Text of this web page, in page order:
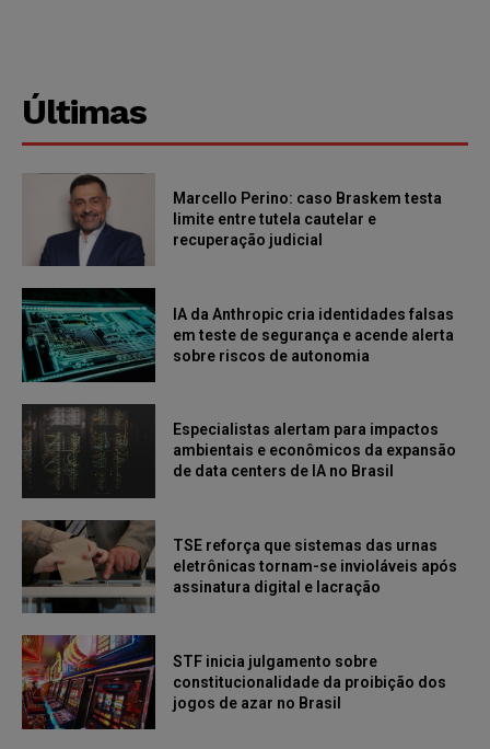
Últimas
Marcello Perino: caso Braskem testa
limite entre tutela cautelar e
recuperação judicial
IA da Anthropic cria identidades falsas
em teste de segurança e acende alerta
sobre riscos de autonomia
Especialistas alertam para impactos
ambientais e econômicos da expansão
de data centers de IA no Brasil
TSE reforça que sistemas das urnas
eletrônicas tornam-se invioláveis após
assinatura digital e lacração
STF inicia julgamento sobre
constitucionalidade da proibição dos
jogos de azar no Brasil